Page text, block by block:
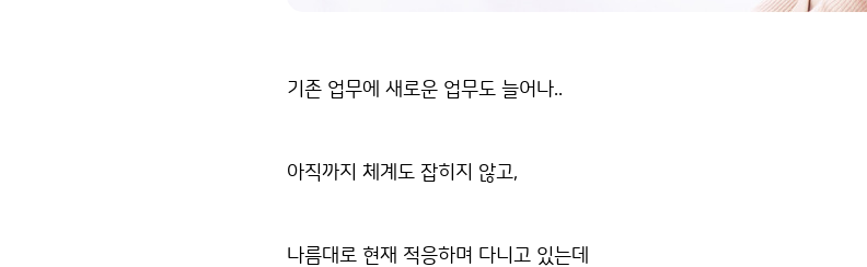
기존 업무에 새로운 업무도 늘어나..
아직까지 체계도 잡히지 않고,
나름대로 현재 적응하며 다니고 있는데